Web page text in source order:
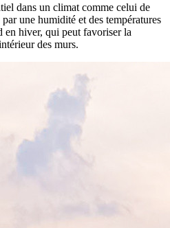
dans un climat comme celui de
une humidité et des températures
en hiver, qui peut favoriser la
des murs.